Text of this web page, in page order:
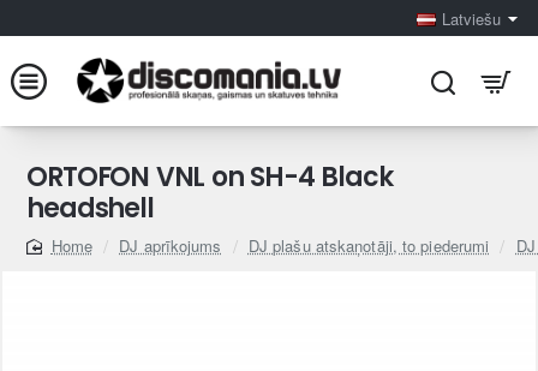
Latviešu
ORTOFON VNL on SH-4 Black
headshell
home
DJ aprīkojums DJ plašu atskaņotāji, to piederumi